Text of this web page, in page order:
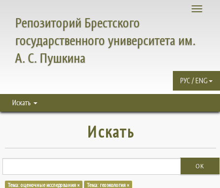
Toggle
Репозиторий Брестского
государственного университета им.
А. С. Пушкина
РУС / ENG
Искать
Искать
OK
Тема: оценочные исследования ×
Тема: геоэкология ×